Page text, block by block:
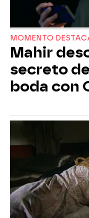
MOMENTO
Mahir
secreto
boda con